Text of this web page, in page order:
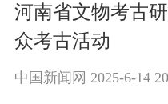
河南省文物考古
众考古活动
中国新闻网 2025-6-14